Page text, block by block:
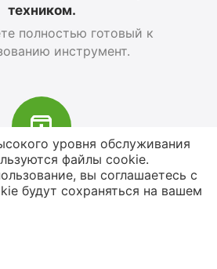
техником.
полностью готовый к
инструмент.
4000 наименований
товаров
до сценического
уровня обслуживания
файлы cookie.
вы соглашаетесь с
будут сохраняться на вашем